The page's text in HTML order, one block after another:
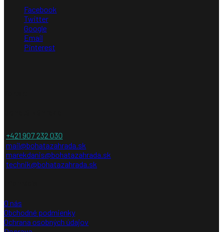
Facebook
Twitter
Google
Email
Pinterest
+421 907 232 030
mail@bohatazahrada.sk
marekdanis@bohatazahrada.sk
technik@bohatazahrada.sk
O nás
Obchodné podmienky
Ochrana osobných údajov